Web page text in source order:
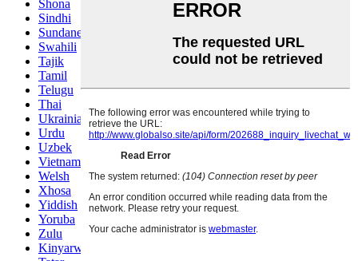
Shona
Sindhi
Sundanese
Swahili
Tajik
Tamil
Telugu
Thai
Ukrainian
Urdu
Uzbek
Vietnamese
Welsh
Xhosa
Yiddish
Yoruba
Zulu
Kinyarwanda